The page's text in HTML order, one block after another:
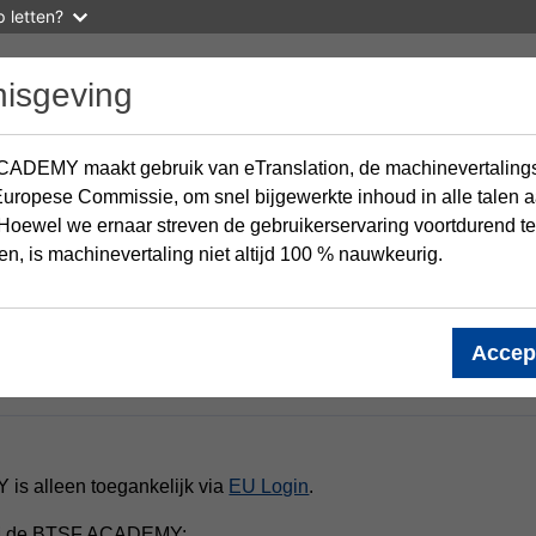
letten?
is alleen toegankelijk via EU Login.
maakt gebruik van eTranslation, de
Commissie, om snel bijgewerkte inhoud in alle talen
we ernaar streven de gebruikerservaring voortdurend te
is machinevertaling niet altijd 100 % nauwkeurig.